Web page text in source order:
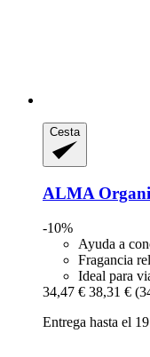
Cesta
ALMA
-10%
Ayuda a
Fragancia
Ideal para
34,47 € 38,31 €
Entrega hasta el